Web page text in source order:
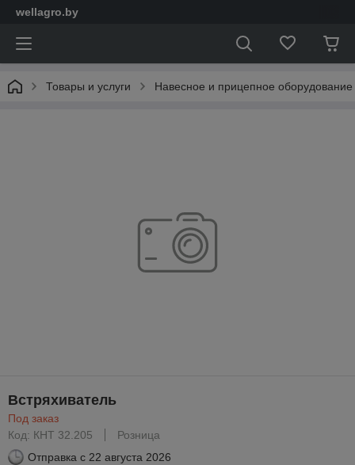
wellagro.by
Товары и услуги Навесное и прицепное оборудование
Встряхиватель
Под заказ
Код: КНТ 32.205
Розница
Отправка с 22 августа 2026